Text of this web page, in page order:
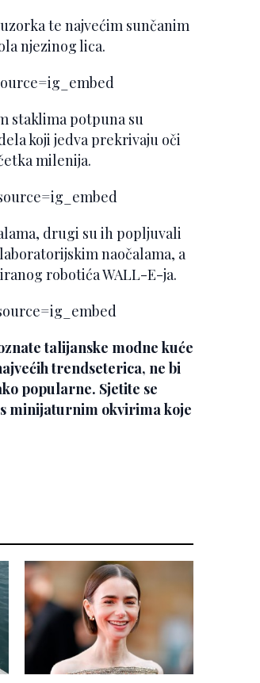
te najvećim sunčanim
njezinog lica.
staklima potpuna su
koji jedva prekrivaju oči
milenija.
drugi su ih popljuvali
naočalama, a
robotića WALL-E-ja.
talijanske modne kuće
trendseterica, ne bi
popularne. Sjetite se
minijaturnim okvirima koje